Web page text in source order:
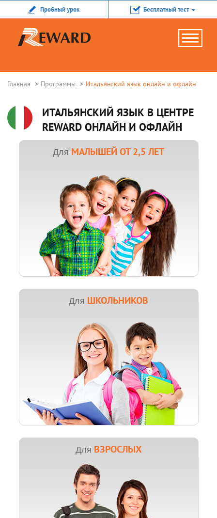
Пробный урок Бесплатный тест
Главная Программы Итальянский язык онлайн и офлайн
ИТАЛЬЯНСКИЙ ЯЗЫК В ЦЕНТРЕ
REWARD ОНЛАЙН И ОФЛАЙН
Для МАЛЫШЕЙ ОТ 2,5 ЛЕТ
Для ШКОЛЬНИКОВ
Для ВЗРОСЛЫХ